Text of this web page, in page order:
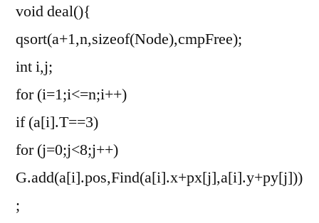
void deal(){
qsort(a+1,n,sizeof(Node),cmpFree);
int i,j;
for (i=1;i<=n;i++)
if (a[i].T==3)
for (j=0;j<8;j++)
G.add(a[i].pos,Find(a[i].x+px[j],a[i].y+py[j]))
;